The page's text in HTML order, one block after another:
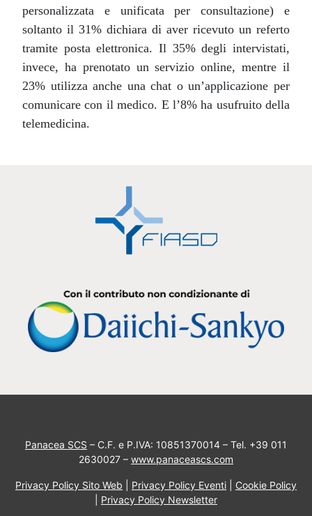
personalizzata e unificata per consultazione) e
soltanto il 31% dichiara di aver ricevuto un referto
tramite posta elettronica. Il 35% degli intervistati,
invece, ha prenotato un servizio online, mentre il
23% utilizza anche una chat o un’applicazione per
comunicare con il medico. E l’8% ha usufruito della
telemedicina.
Panacea SCS – C.F. e P.IVA: 10851370014 – Tel. +39 011
2630027 – www.panaceascs.com
Privacy Policy Sito Web Privacy Policy Eventi
Cookie Policy
Privacy Policy Newsletter